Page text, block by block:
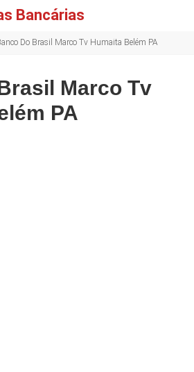
Bancárias
Do Brasil Marco Tv Humaita Belém PA
Marco Tv
PA